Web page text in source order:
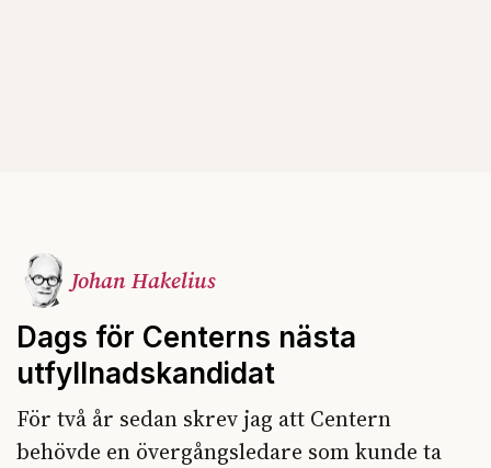
Johan Hakelius
Dags för Centerns nästa
utfyllnadskandidat
För två år sedan skrev jag att Centern
behövde en övergångsledare som kunde ta